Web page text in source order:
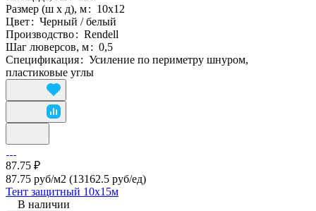
Размер (ш х д), м: 10х12
Цвет: Черный / белый
Производство: Rendell
Шаг люверсов, м: 0,5
Спецификация: Усиление по периметру шнуром,
пластиковые углы
87.75 ₽
87.75 руб/м2 (13162.5 руб/eд)
Тент защитный 10х15м
В наличии